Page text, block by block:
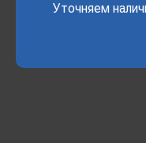
Уточняем